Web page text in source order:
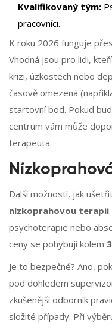
Kvalifikovaný tým:
pracovníci.
K roku 2026 funguje
Vhodná jsou pro lidi,
krizi, úzkostech nebo
časově omezená
startovní bod. Pokud
centrum vám může
terapeuta.
Další možností, jak
nízkoprahovou terapii
psychoterapie nebo
ceny se pohybují kolem
Je to bezpečné? Ano,
pod dohledem
zkušenější odborník
složité případy. Při